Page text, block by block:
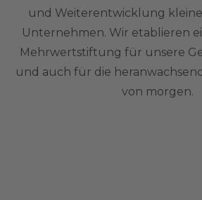
und Weiterentwicklung
Unternehmen. Wir etablieren
Mehrwertstiftung für unsere
und auch für die
von morgen.